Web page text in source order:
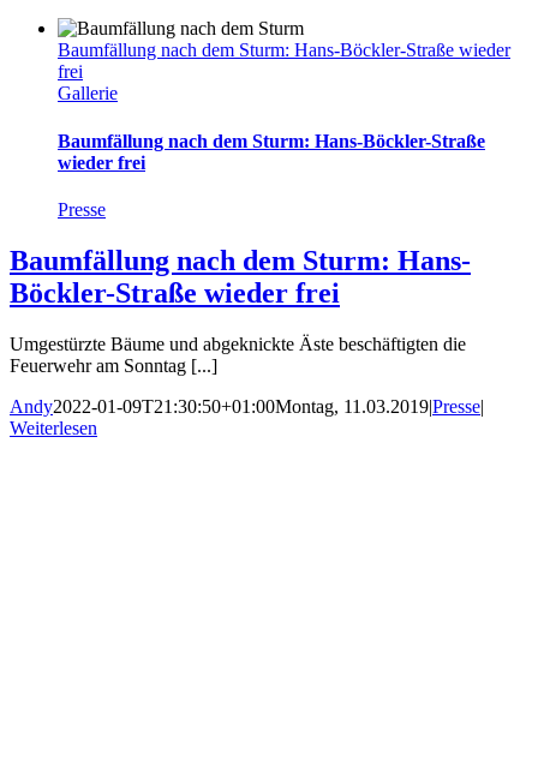
Baumfällung nach dem Sturm: Hans-Böckler-Straße wieder
frei
Gallerie
Baumfällung nach dem Sturm: Hans-Böckler-Straße
wieder frei
Presse
Baumfällung nach dem Sturm: Hans-
Böckler-Straße wieder frei
Umgestürzte Bäume und abgeknickte Äste beschäftigten die
Feuerwehr am Sonntag [...]
Andy2022-01-09T21:30:50+01:00Montag, 11.03.2019|Presse|
Weiterlesen